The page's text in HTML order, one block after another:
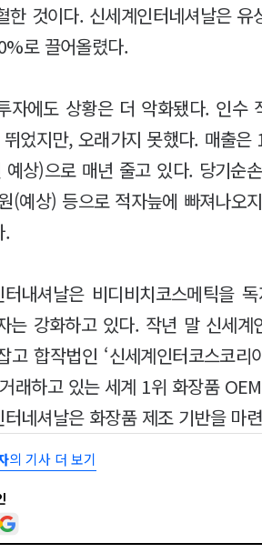
한 것이다. 신세계인터네셔날은
로 끌어올렸다.
자에도 상황은 더 악화됐다. 인수
었지만, 오래가지 못했다. 매출
예상)으로 매년 줄고 있다. 당기
(예상) 등으로 적자늪에 빠져나오
.
터내셔날은 비디비치코스메틱을
는 강화하고 있다. 작년 말 신세
고 합작법인 ‘신세계인터코스코
래하고 있는 세계 1위 화장품
터네셔날은 화장품 제조 기반을 마
의 기사 더 보기